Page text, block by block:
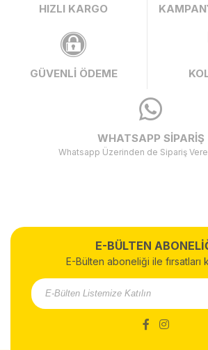
HIZLI KARGO
GÜVENLİ ÖDEME
WHATSAPP SİPARİŞ
Whatsapp Üzerinden de Sipariş
E-BÜLTEN
E-Bülten aboneliği ile fırsatları